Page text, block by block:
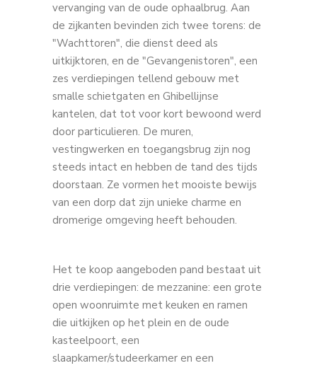
vervanging van de oude ophaalbrug. Aan
de zijkanten bevinden zich twee torens: de
"Wachttoren", die dienst deed als
uitkijktoren, en de "Gevangenistoren", een
zes verdiepingen tellend gebouw met
smalle schietgaten en Ghibellijnse
kantelen, dat tot voor kort bewoond werd
door particulieren. De muren,
vestingwerken en toegangsbrug zijn nog
steeds intact en hebben de tand des tijds
doorstaan. Ze vormen het mooiste bewijs
van een dorp dat zijn unieke charme en
dromerige omgeving heeft behouden.
Het te koop aangeboden pand bestaat uit
drie verdiepingen: de mezzanine: een grote
open woonruimte met keuken en ramen
die uitkijken op het plein en de oude
kasteelpoort, een
slaapkamer/studeerkamer en een